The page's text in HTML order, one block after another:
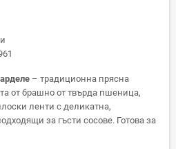
– традиционна прясна
от брашно от твърда пшеница,
ленти с деликатна,
за гъсти сосове. Готова за